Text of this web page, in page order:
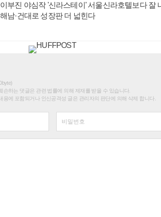
이부진 야심작 '신라스테이' 서울신라호텔보다 잘
해남·건대로 성장판 더 넓힌다
하는 댓글은 관련 법률에 의해 제재를 받을 수 있습니다.
에 포함되거나 인신공격성 글은 관리자의 판단에 의해 삭제 합니다.